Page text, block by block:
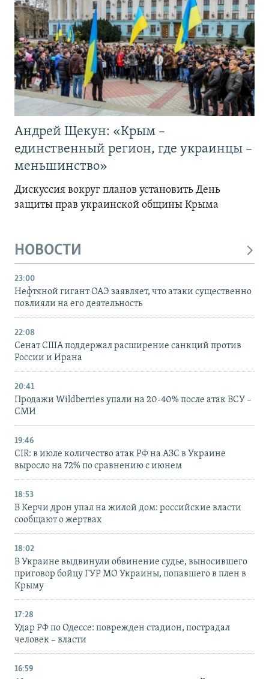
Андрей Щекун: «Крым –
единственный регион, где украинцы –
меньшинство»
Дискуссия вокруг планов установить День
защиты прав украинской общины Крыма
НОВОСТИ
23:00
Нефтяной гигант ОАЭ заявляет, что атаки существенно
повлияли на его деятельность
22:08
Сенат США поддержал расширение санкций против
России и Ирана
20:41
Продажи Wildberries упали на 20-40% после атак ВСУ –
СМИ
19:46
CIR: в июле количество атак РФ на АЗС в Украине
выросло на 72% по сравнению с июнем
18:53
В Керчи дрон упал на жилой дом: российские власти
сообщают о жертвах
18:02
В Украине выдвинули обвинение судье, выносившего
приговор бойцу ГУР МО Украины, попавшего в плен в
Крыму
17:28
Удар РФ по Одессе: поврежден стадион, пострадал
человек – власти
16:59